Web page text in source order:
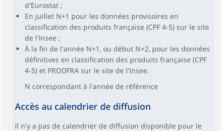
d'Eurostat ;
En juillet N+1 pour les données provisoires en
classification des produits française (CPF 4-5) sur le site
de l'Insee ;
À la fin de l'année N+1, ou début N+2, pour les données
définitives en classification des produits française (CPF
4-5) et PRODFRA sur le site de l'Insee.
N correspondant à l'année de référence
Accès au calendrier de diffusion
Il n'y a pas de calendrier de diffusion disponible pour le